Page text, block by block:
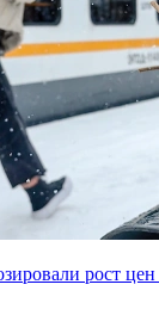
рост цен